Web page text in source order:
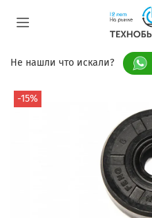
Не нашли что искали?
-15%